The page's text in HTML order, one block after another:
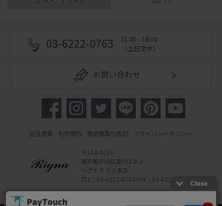
03-6222-0763
11:00 - 18:00
（土日定休）
お問い合わせ
会社概要 利用規約 特定商取引表記 プライバシーポリシー
〒104-0033
東京都中央区新川1-9-3
リグナテラス東京
TEL：03-6222-0763 FAX：03-6222-0762
Powered by Watahan Partners Co., Ltd.